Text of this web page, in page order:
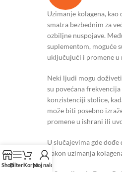
Uzimanje kolagena,
smatra bezbednim za
ozbiljne nuspojave.
suplementom, moguće
uključujući i promene u
Neki ljudi mogu
su povećana
konzistenciji stolice,
može biti posebno
promene u ishrani ili
U slučajevima gde
nakon uzimanja
ShopFilteriKorpaMoj nalog